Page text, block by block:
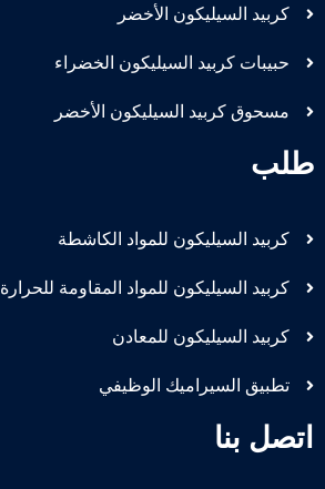
كربيد السيليكون الأخضر
حبيبات كربيد السيليكون الخضراء
مسحوق كربيد السيليكون الأخضر
طلب
كربيد السيليكون للمواد الكاشطة
كربيد السيليكون للمواد المقاومة للحرارة
كربيد السيليكون للمعادن
تطبيق السيراميك الوظيفي
اتصل بنا